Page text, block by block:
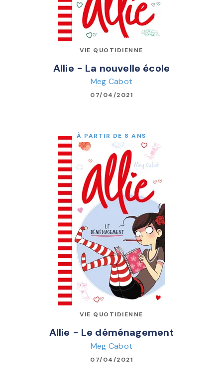
VIE QUOTIDIENNE
Allie - La nouvelle école
Meg Cabot
07/04/2021
À PARTIR DE 8 ANS
VIE QUOTIDIENNE
Allie - Le déménagement
Meg Cabot
07/04/2021